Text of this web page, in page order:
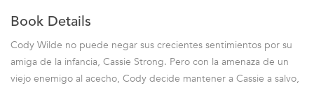
Book Details
Cody Wilde no puede negar sus crecientes sentimientos por su
amiga de la infancia, Cassie Strong. Pero con la amenaza de un
viejo enemigo al acecho, Cody decide mantener a Cassie a salvo,